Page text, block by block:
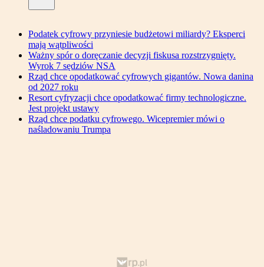
Podatek cyfrowy przyniesie budżetowi miliardy? Eksperci
mają wątpliwości
Ważny spór o doręczanie decyzji fiskusa rozstrzygnięty.
Wyrok 7 sędziów NSA
Rząd chce opodatkować cyfrowych gigantów. Nowa danina
od 2027 roku
Resort cyfryzacji chce opodatkować firmy technologiczne.
Jest projekt ustawy
Rząd chce podatku cyfrowego. Wicepremier mówi o
naśladowaniu Trumpa